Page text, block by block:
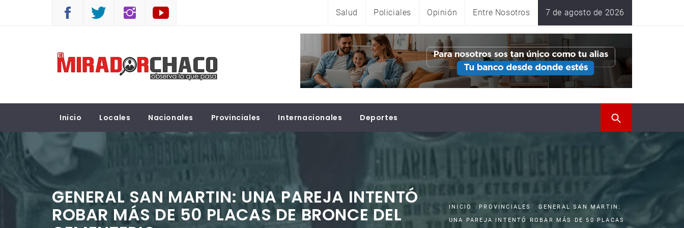
Salud Policiales Opinión Entre Nosotros 7 de agosto de 2026
EL MIRADOR CHACO
Inicio Locales Nacionales Provinciales Internacionales Deportes
GENERAL SAN MARTIN: UNA PAREJA INTENTÓ
ROBAR MÁS DE 50 PLACAS DE BRONCE DEL INICIO PROVINCIALES
GENERAL SAN MARTIN:
UNA PAREJA INTENTÓ ROBAR MÁS DE 50 PLACAS